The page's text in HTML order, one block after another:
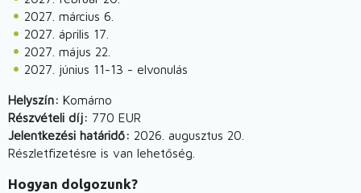
2027. március 6.
2027. április 17.
2027. május 22.
2027. június 11-13 - elvonulás
Helyszín: Komárno
Részvételi díj: 770 EUR
Jelentkezési határidő: 2026. augusztus 20.
Részletfizetésre is van lehetőség.
Hogyan dolgozunk?